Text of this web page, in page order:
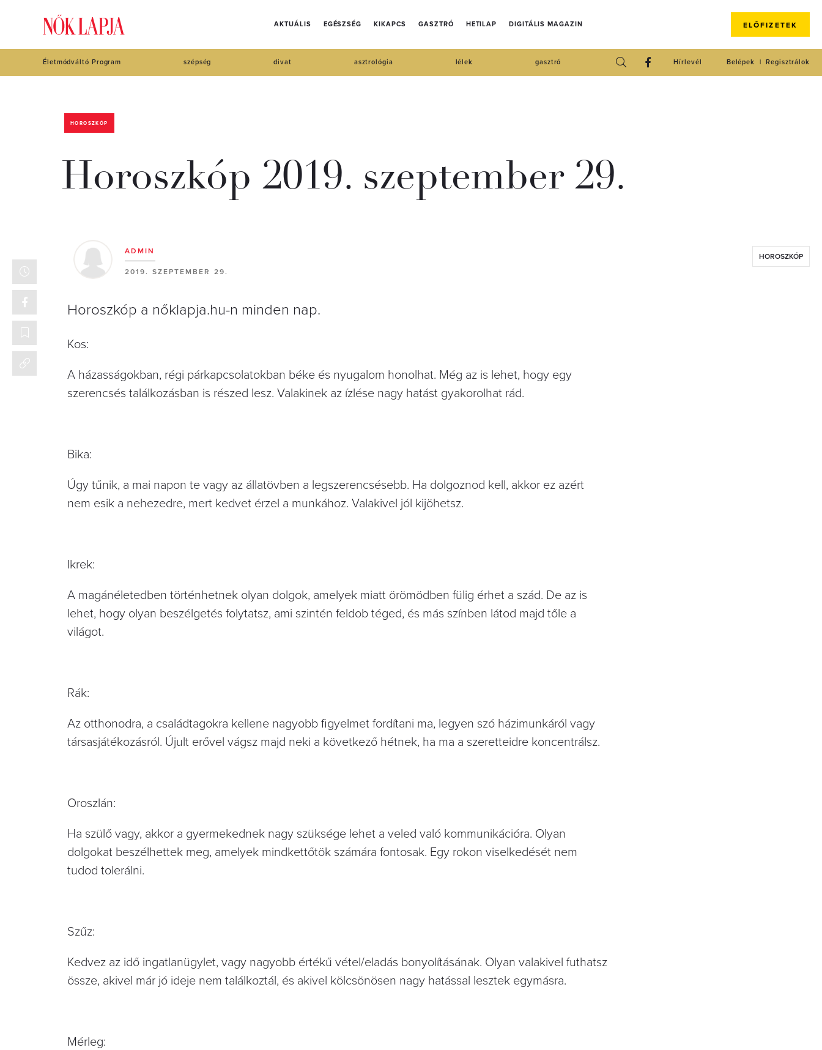
AKTUÁLIS EGÉSZSÉG KIKAPCS GASZTRÓ HETILAP DIGITÁLIS MAGAZIN ELŐFIZETEK
Életmódváltó Program szépség divat asztrológia lélek gasztró Regisztrálok
Belépek
Hírlevél
HOROSZKÓP
Horoszkóp 2019. szeptember 29.
ADMIN
2019. SZEPTEMBER 29.
HOROSZKÓP
Horoszkóp a nőklapja.hu-n minden nap.
Kos:
A házasságokban, régi párkapcsolatokban béke és nyugalom honolhat. Még az is lehet, hogy egy
szerencsés találkozásban is részed lesz. Valakinek az ízlése nagy hatást gyakorolhat rád.
Bika:
Úgy tűnik, a mai napon te vagy az állatövben a legszerencsésebb. Ha dolgoznod kell, akkor ez azért
nem esik a nehezedre, mert kedvet érzel a munkához. Valakivel jól kijöhetsz.
Ikrek:
A magánéletedben történhetnek olyan dolgok, amelyek miatt örömödben fülig érhet a szád. De az is
lehet, hogy olyan beszélgetés folytatsz, ami szintén feldob téged, és más színben látod majd tőle a
világot.
Rák:
Az otthonodra, a családtagokra kellene nagyobb figyelmet fordítani ma, legyen szó házimunkáról vagy
társasjátékozásról. Újult erővel vágsz majd neki a következő hétnek, ha ma a szeretteidre koncentrálsz.
Oroszlán:
Ha szülő vagy, akkor a gyermekednek nagy szüksége lehet a veled való kommunikációra. Olyan
dolgokat beszélhettek meg, amelyek mindkettőtök számára fontosak. Egy rokon viselkedését nem
tudod tolerálni.
Szűz:
Kedvez az idő ingatlanügylet, vagy nagyobb értékű vétel/eladás bonyolításának. Olyan valakivel futhatsz
össze, akivel már jó ideje nem találkoztál, és akivel kölcsönösen nagy hatással lesztek egymásra.
Mérleg: